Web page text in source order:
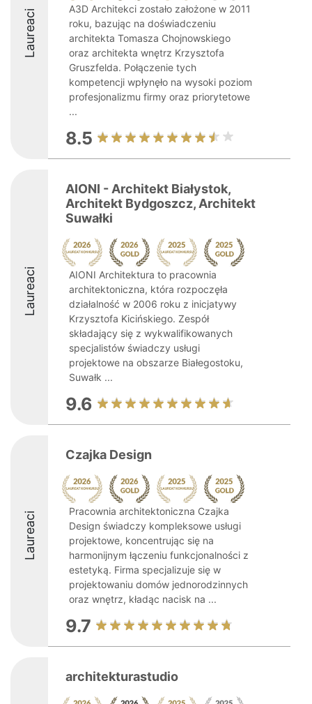
Laureaci
A3D Architekci zostało założone w 2011
roku, bazując na doświadczeniu
architekta Tomasza Chojnowskiego
oraz architekta wnętrz Krzysztofa
Gruszfelda. Połączenie tych
kompetencji wpłynęło na wysoki poziom
profesjonalizmu firmy oraz priorytetowe
...
8.5
Laureaci
AIONI - Architekt Białystok,
Architekt Bydgoszcz, Architekt
Suwałki
AIONI Architektura to pracownia
architektoniczna, która rozpoczęła
działalność w 2006 roku z inicjatywy
Krzysztofa Kicińskiego. Zespół
składający się z wykwalifikowanych
specjalistów świadczy usługi
projektowe na obszarze Białegostoku,
Suwałk ...
9.6
Laureaci
Czajka Design
Pracownia architektoniczna Czajka
Design świadczy kompleksowe usługi
projektowe, koncentrując się na
harmonijnym łączeniu funkcjonalności z
estetyką. Firma specjalizuje się w
projektowaniu domów jednorodzinnych
oraz wnętrz, kładąc nacisk na ...
9.7
architekturastudio